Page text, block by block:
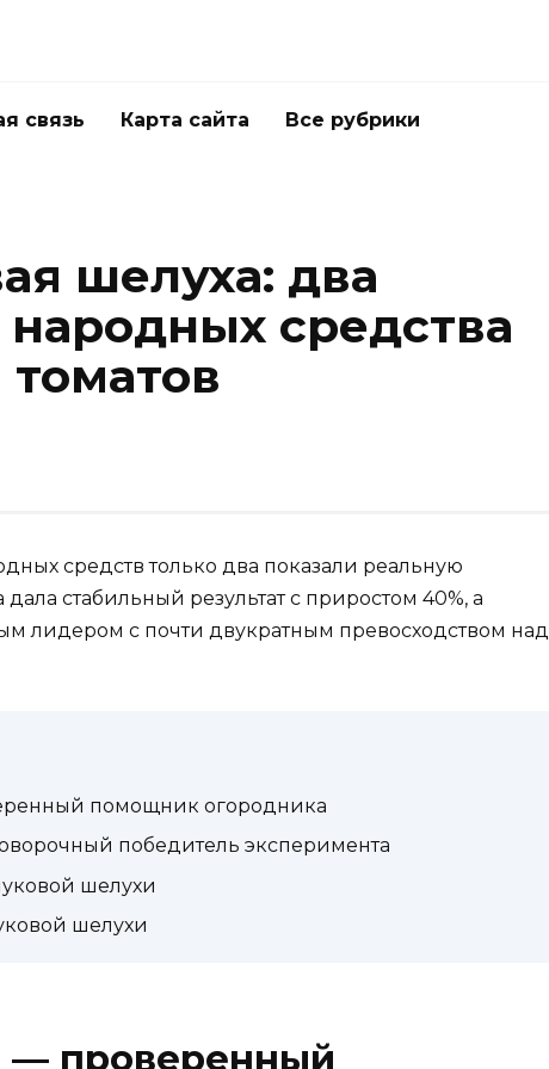
связь Карта сайта Все рубрики
шелуха: два
средства
средств только два показали реальную
стабильный результат с приростом 40%, а
лидером с почти двукратным превосходством над
помощник огородника
победитель эксперимента
шелухи
шелухи
— проверенный